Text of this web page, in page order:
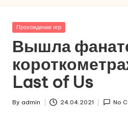
Posted
Прохождение игр
Вышла
Last of Us
Posted
By admin 24.04.2021 No